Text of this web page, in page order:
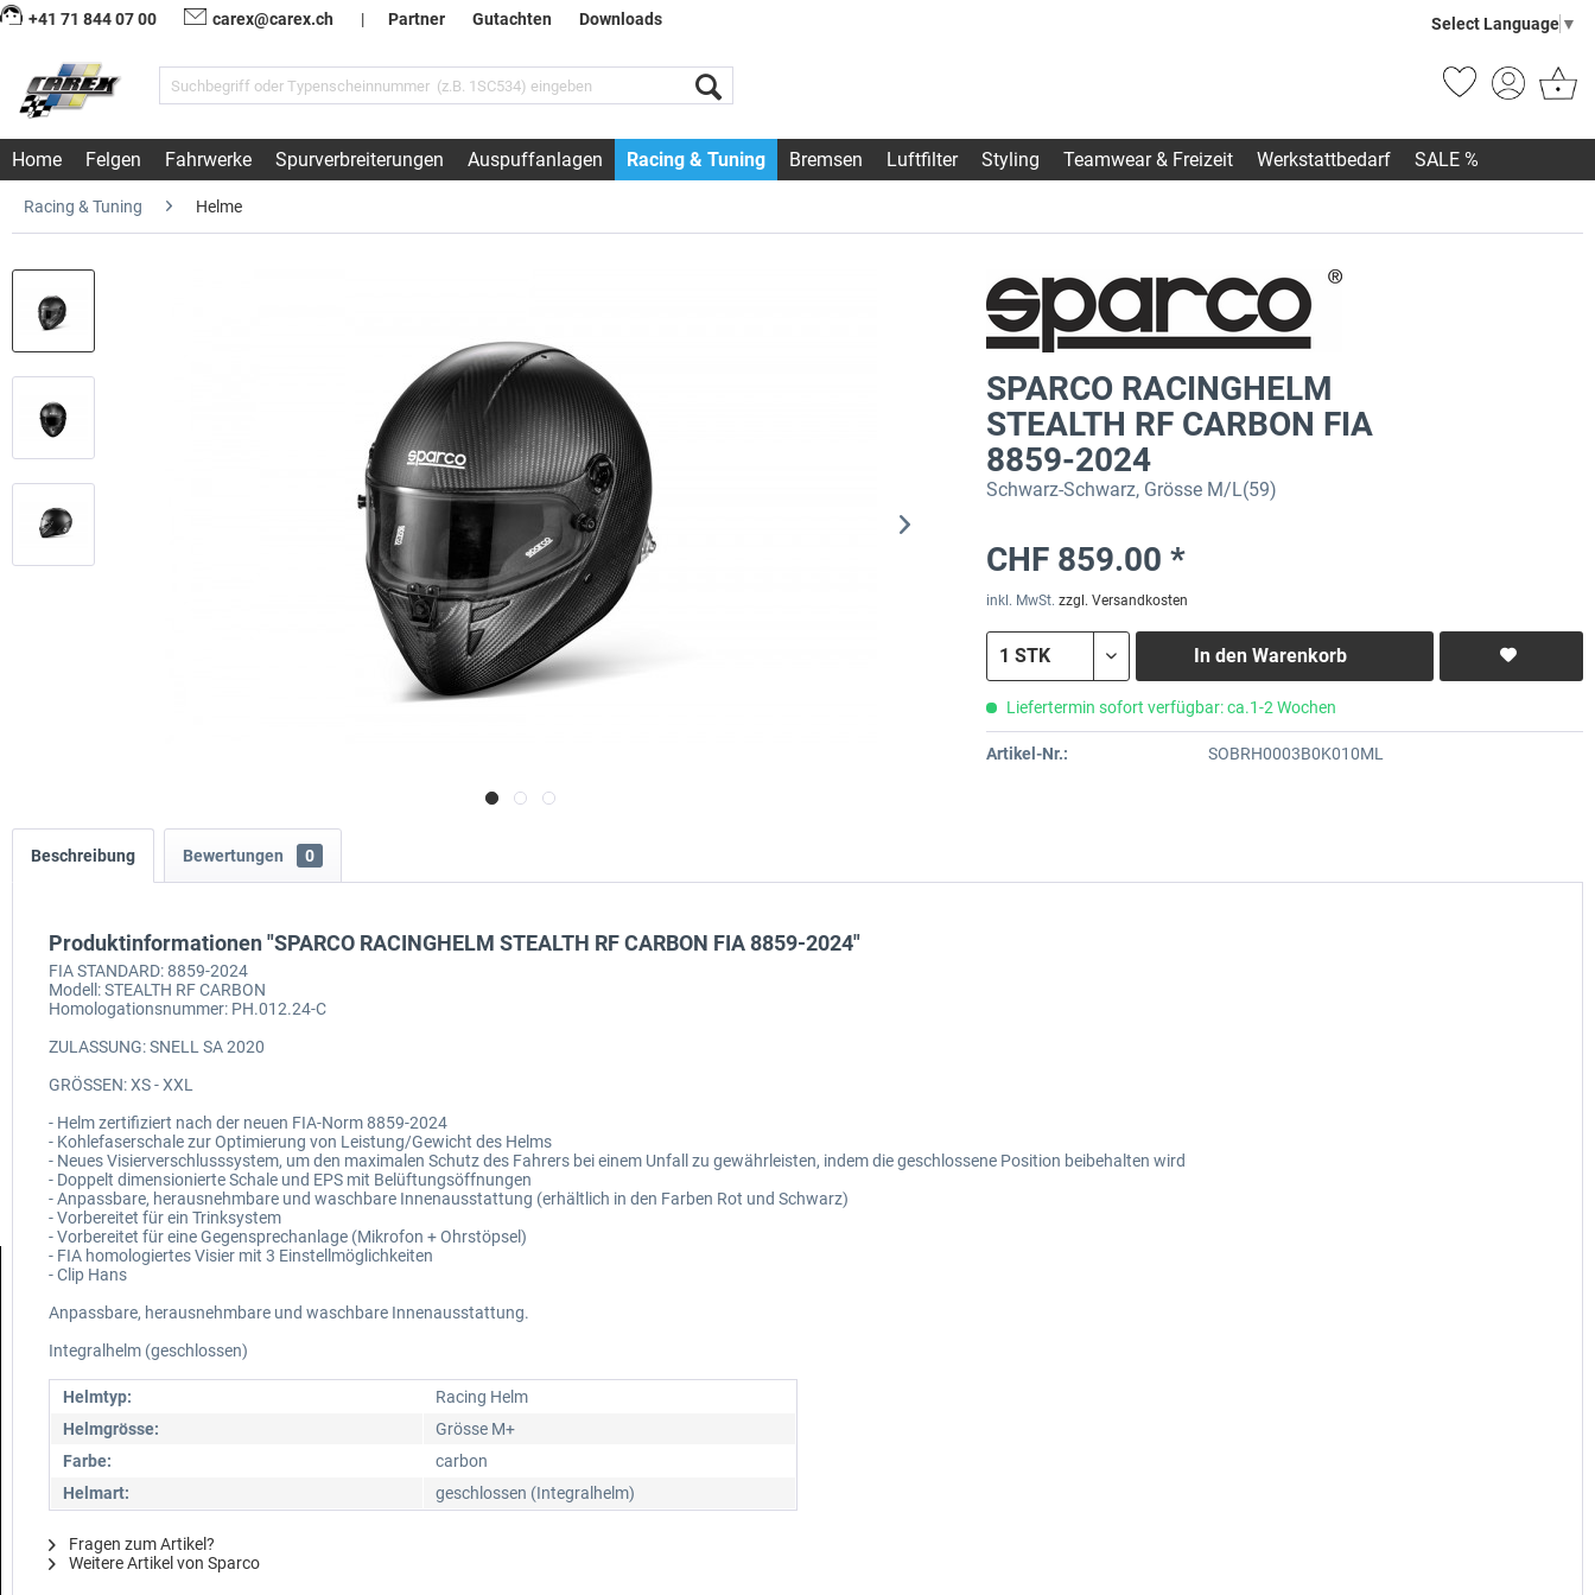
+41 71 844 07 00 carex@carex.ch | Partner Gutachten Downloads Select Language ▼
Home Felgen Fahrwerke Spurverbreiterungen Auspuffanlagen Racing & Tuning Bremsen Luftfilter Styling Teamwear & Freizeit Werkstattbedarf SALE %
Racing & Tuning Helme
SPARCO RACINGHELM
STEALTH RF CARBON FIA
8859-2024
Schwarz-Schwarz, Grösse M/L(59)
CHF 859.00 *
inkl. MwSt. zzgl. Versandkosten
In den Warenkorb
Liefertermin sofort verfügbar: ca.1-2 Wochen
Artikel-Nr.: SOBRH0003B0K010ML
Beschreibung Bewertungen 0
Produktinformationen "SPARCO RACINGHELM STEALTH RF CARBON FIA 8859-2024"
FIA STANDARD: 8859-2024
Modell: STEALTH RF CARBON
Homologationsnummer: PH.012.24-C
ZULASSUNG: SNELL SA 2020
GRÖSSEN: XS - XXL
- Helm zertifiziert nach der neuen FIA-Norm 8859-2024
- Kohlefaserschale zur Optimierung von Leistung/Gewicht des Helms
- Neues Visierverschlusssystem, um den maximalen Schutz des Fahrers bei einem Unfall zu gewährleisten, indem die geschlossene Position beibehalten wird
- Doppelt dimensionierte Schale und EPS mit Belüftungsöffnungen
- Anpassbare, herausnehmbare und waschbare Innenausstattung (erhältlich in den Farben Rot und Schwarz)
- Vorbereitet für ein Trinksystem
- Vorbereitet für eine Gegensprechanlage (Mikrofon + Ohrstöpsel)
- FIA homologiertes Visier mit 3 Einstellmöglichkeiten
- Clip Hans
Anpassbare, herausnehmbare und waschbare Innenausstattung.
Integralhelm (geschlossen)
Helmtyp:
Racing Helm
Helmgrösse:
Grösse M+
Farbe:
carbon
Helmart:
geschlossen (Integralhelm)
Fragen zum Artikel?
Weitere Artikel von Sparco